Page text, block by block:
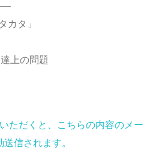
カタ」
上の問題
ただくと、こちらの内容のメー
送信されます。